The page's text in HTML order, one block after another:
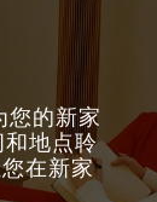
您的新家
地点聆
在新家